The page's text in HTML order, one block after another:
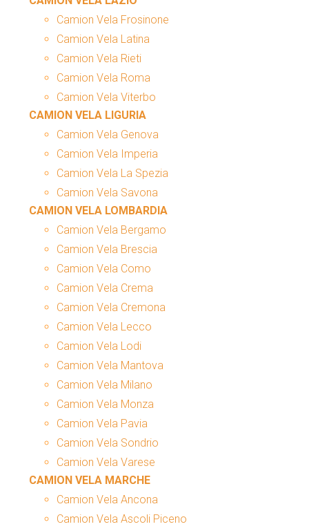
Camion Vela Frosinone
Camion Vela Latina
Camion Vela Rieti
Camion Vela Roma
Camion Vela Viterbo
CAMION VELA LIGURIA
Camion Vela Genova
Camion Vela Imperia
Camion Vela La Spezia
Camion Vela Savona
CAMION VELA LOMBARDIA
Camion Vela Bergamo
Camion Vela Brescia
Camion Vela Como
Camion Vela Crema
Camion Vela Cremona
Camion Vela Lecco
Camion Vela Lodi
Camion Vela Mantova
Camion Vela Milano
Camion Vela Monza
Camion Vela Pavia
Camion Vela Sondrio
Camion Vela Varese
CAMION VELA MARCHE
Camion Vela Ancona
Camion Vela Ascoli Piceno